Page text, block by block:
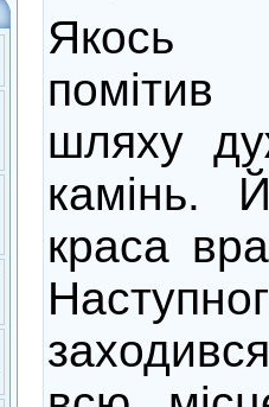
Якось
шляху
камінь.
краса